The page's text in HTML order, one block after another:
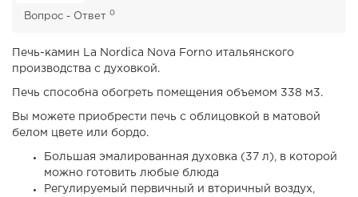
Вопрос - Ответ 0
Печь-камин La Nordica Nova Forno итальянского
производства с духовкой.
Печь способна обогреть помещения объемом 338 м3.
Вы можете приобрести печь с облицовкой в матовой
белом цвете или бордо.
Большая эмалированная духовка (37 л), в которой
можно готовить любые блюда
Регулируемый первичный и вторичный воздух,